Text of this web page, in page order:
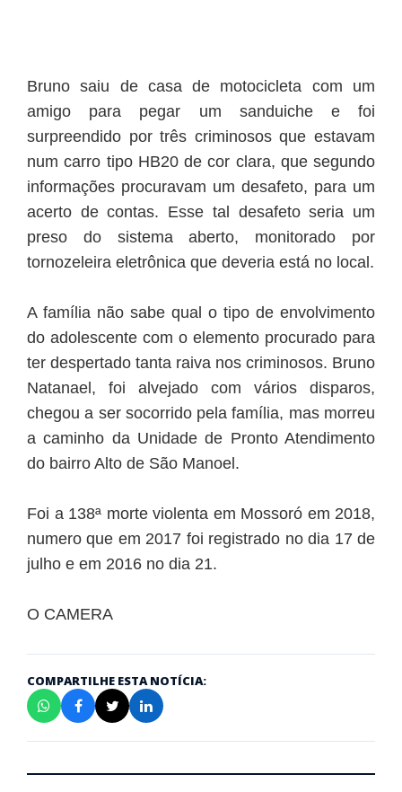
Bruno saiu de casa de motocicleta com um
amigo para pegar um sanduiche e foi
surpreendido por três criminosos que estavam
num carro tipo HB20 de cor clara, que segundo
informações procuravam um desafeto, para um
acerto de contas. Esse tal desafeto seria um
preso do sistema aberto, monitorado por
tornozeleira eletrônica que deveria está no local.
A família não sabe qual o tipo de envolvimento
do adolescente com o elemento procurado para
ter despertado tanta raiva nos criminosos. Bruno
Natanael, foi alvejado com vários disparos,
chegou a ser socorrido pela família, mas morreu
a caminho da Unidade de Pronto Atendimento
do bairro Alto de São Manoel.
Foi a 138ª morte violenta em Mossoró em 2018,
numero que em 2017 foi registrado no dia 17 de
julho e em 2016 no dia 21.
O CAMERA
COMPARTILHE ESTA NOTÍCIA: